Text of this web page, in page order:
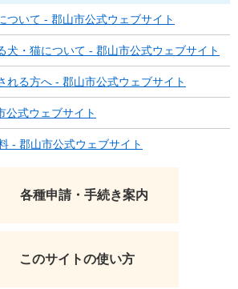
ついて - 郡山市公式ウェブサイト
犬・猫について - 郡山市公式ウェブサイト
れる方へ - 郡山市公式ウェブサイト
公式ウェブサイト
- 郡山市公式ウェブサイト
各種申請・手続き案内
このサイトの使い方